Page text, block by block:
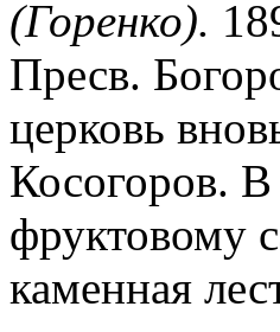
(Горенко).
Пресв.
церковь
Косогоров.
фруктовому
каменная